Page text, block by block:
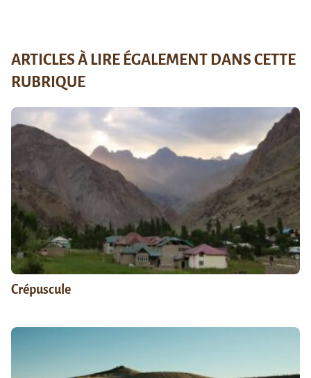
ARTICLES À LIRE ÉGALEMENT DANS CETTE
RUBRIQUE
Crépuscule